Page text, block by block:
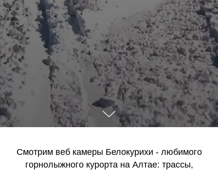
Смотрим веб камеры Белокурихи - любимого
горнолыжного курорта на Алтае: трассы,